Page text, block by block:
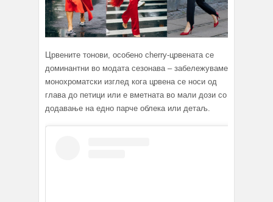
Црвените тонови, особено cherry-црвената се
доминантни во модата сезонава – забележуваме
монохроматски изглед кога црвена се носи од
глава до петици или е вметната во мали дози со
додавање на едно парче облека или детаљ.